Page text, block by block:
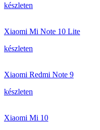
készleten
Xiaomi Mi Note 10 Lite
készleten
Xiaomi Redmi Note 9
készleten
Xiaomi Mi 10